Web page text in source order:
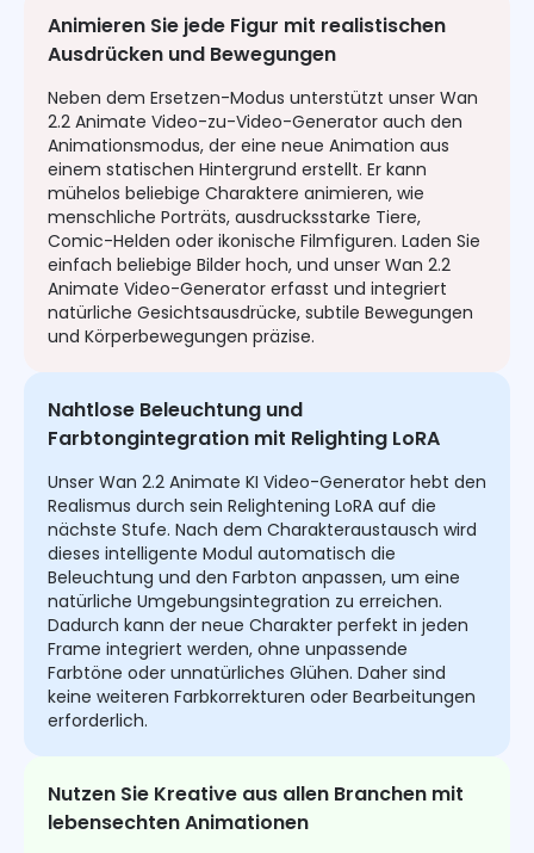
Animieren Sie jede Figur mit realistischen
Ausdrücken und Bewegungen
Neben dem Ersetzen-Modus unterstützt unser Wan
2.2 Animate Video-zu-Video-Generator auch den
Animationsmodus, der eine neue Animation aus
einem statischen Hintergrund erstellt. Er kann
mühelos beliebige Charaktere animieren, wie
menschliche Porträts, ausdrucksstarke Tiere,
Comic-Helden oder ikonische Filmfiguren. Laden Sie
einfach beliebige Bilder hoch, und unser Wan 2.2
Animate Video-Generator erfasst und integriert
natürliche Gesichtsausdrücke, subtile Bewegungen
und Körperbewegungen präzise.
Nahtlose Beleuchtung und
Farbtongintegration mit Relighting LoRA
Unser Wan 2.2 Animate KI Video-Generator hebt den
Realismus durch sein Relightening LoRA auf die
nächste Stufe. Nach dem Charakteraustausch wird
dieses intelligente Modul automatisch die
Beleuchtung und den Farbton anpassen, um eine
natürliche Umgebungsintegration zu erreichen.
Dadurch kann der neue Charakter perfekt in jeden
Frame integriert werden, ohne unpassende
Farbtöne oder unnatürliches Glühen. Daher sind
keine weiteren Farbkorrekturen oder Bearbeitungen
erforderlich.
Nutzen Sie Kreative aus allen Branchen mit
lebensechten Animationen